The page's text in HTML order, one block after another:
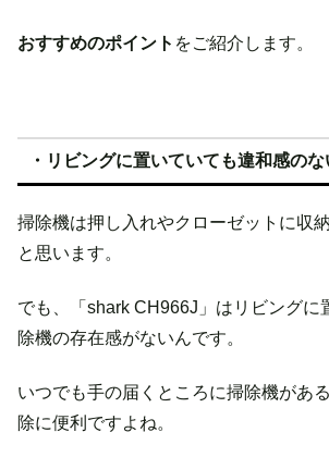
おすすめのポイント をご紹介します。
・リビングに置いていても違和感の
掃除機は押し入れやクローゼットに収
と思います。
でも、「shark CH966J」はリビングに
除機の存在感がないんです。
いつでも手の届くところに掃除機があ
除に便利ですよね。